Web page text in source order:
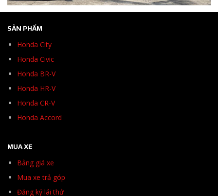
SẢN PHẨM
Honda City
Honda Civic
Honda BR-V
Honda HR-V
Honda CR-V
Honda Accord
MUA XE
Bảng giá xe
Mua xe trả góp
Đăng ký lái thử